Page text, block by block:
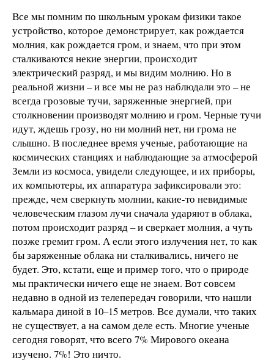
Все мы помним по школьным урокам физики такое
устройство, которое демонстрирует, как рождается
молния, как рождается гром, и знаем, что при этом
сталкиваются некие энергии, происходит
электрический разряд, и мы видим молнию. Но в
реальной жизни – и все мы не раз наблюдали это – не
всегда грозовые тучи, заряженные энергией, при
столкновении производят молнию и гром. Черные тучи
идут, ждешь грозу, но ни молний нет, ни грома не
слышно. В последнее время ученые, работающие на
космических станциях и наблюдающие за атмосферой
Земли из космоса, увидели следующее, и их приборы,
их компьютеры, их аппаратура зафиксировали это:
прежде, чем сверкнуть молнии, какие-то невидимые
человеческим глазом лучи сначала ударяют в облака,
потом происходит разряд – и сверкает молния, а чуть
позже гремит гром. А если этого излучения нет, то как
бы заряженные облака ни сталкивались, ничего не
будет. Это, кстати, еще и пример того, что о природе
мы практически ничего еще не знаем. Вот совсем
недавно в одной из телепередач говорили, что нашли
кальмара диной в 10–15 метров. Все думали, что таких
не существует, а на самом деле есть. Многие ученые
сегодня говорят, что всего 7% Мирового океана
изучено. 7%! Это ничто.